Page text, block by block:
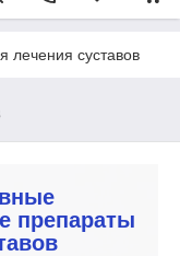
лечения суставов
препараты